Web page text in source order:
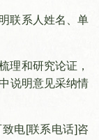
联系人姓名、单
理和研究论证，
说明意见采纳情
电[联系电话]咨